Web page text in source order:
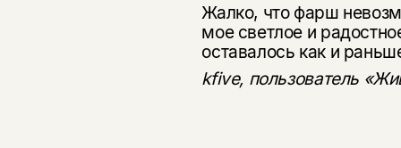
Жалко, что фарш
мое светлое и
оставалось как и
kfive, пользователь